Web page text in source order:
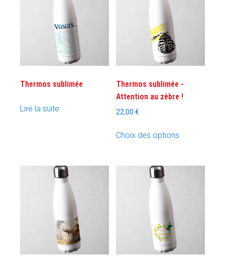
Thermos sublimée
Lire la suite
Thermos sublimée -
Attention au zèbre !
22,00€
Choix des options
plusieurs
sur